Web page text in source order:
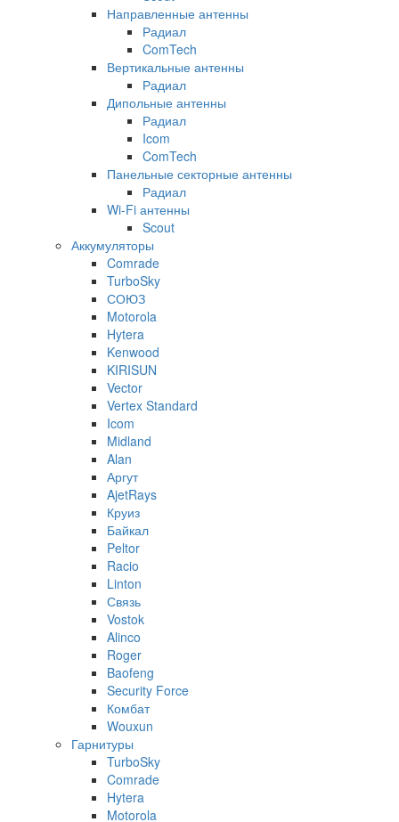
Направленные антенны
Радиал
ComTech
Вертикальные антенны
Радиал
Дипольные антенны
Радиал
Icom
ComTech
Панельные секторные антенны
Радиал
Wi-Fi антенны
Scout
Аккумуляторы
Comrade
TurboSky
СОЮЗ
Motorola
Hytera
Kenwood
KIRISUN
Vector
Vertex Standard
Icom
Midland
Alan
Аргут
AjetRays
Круиз
Байкал
Peltor
Racio
Linton
Связь
Vostok
Alinco
Roger
Baofeng
Security Force
Комбат
Wouxun
Гарнитуры
TurboSky
Comrade
Hytera
Motorola